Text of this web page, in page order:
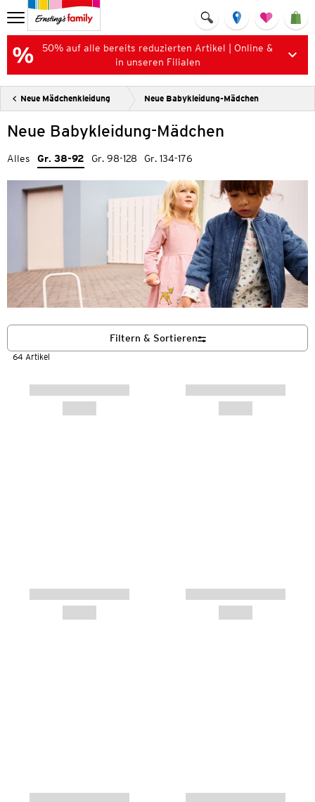
50% auf alle bereits reduzierten Artikel | Online &
in unseren Filialen
Neue Mädchenkleidung Neue Babykleidung-Mädchen
Neue Babykleidung-Mädchen
Alles Gr. 38-92 Gr. 98-128 Gr. 134-176
64 Artikel
Filtern & Sortieren